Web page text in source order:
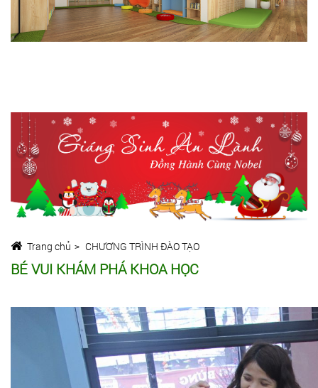
Trang chủ CHƯƠNG TRÌNH ĐÀO TẠO
BÉ VUI KHÁM PHÁ KHOA HỌC